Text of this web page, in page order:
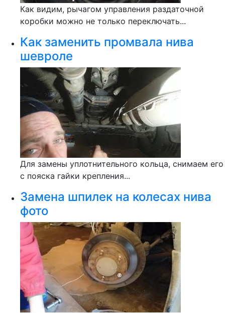
Как видим, рычагом управления раздаточной
коробки можно не только переключать...
Как заменить промвала нива
шевроле
Для замены уплотнительного кольца, снимаем его
с пояска гайки крепления...
Замена шпилек на колесах нива
фото